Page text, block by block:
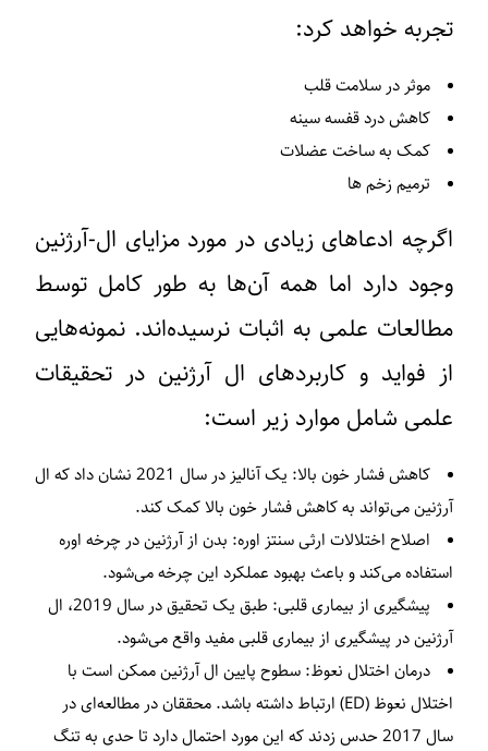
تجربه خواهد کرد:
موثر در سلامت قلب
کاهش درد قفسه سینه
کمک به ساخت عضلات
ترمیم زخم ها
اگرچه ادعاهای زیادی در مورد مزایای ال-آرژنین
وجود دارد اما همه آن‌ها به طور کامل توسط
مطالعات علمی به اثبات نرسیده‌اند. نمونه‌هایی
از فواید و کاربردهای ال آرژنین در تحقیقات
علمی شامل موارد زیر است:
کاهش فشار خون بالا:
یک آنالیز در سال 2021 نشان داد که ال
آرژنین می‌تواند به کاهش فشار خون بالا کمک کند.
اصلاح اختلالات ارثی سنتز اوره: بدن از آرژنین در چرخه اوره
استفاده می‌کند و باعث بهبود عملکرد این چرخه می‌شود.
پیشگیری از بیماری قلبی:
طبق یک تحقیق در سال 2019، ال
آرژنین در پیشگیری از بیماری قلبی مفید واقع می‌شود.
درمان اختلال نعوظ: سطوح پایین ال آرژنین ممکن است با
اختلال نعوظ (ED) ارتباط داشته باشد. محققان در مطالعه‌ای در
سال 2017 حدس زدند که این مورد احتمال دارد تا حدی به تنگ